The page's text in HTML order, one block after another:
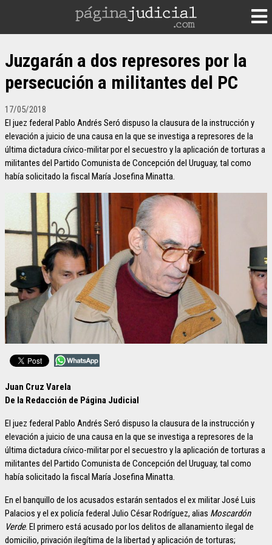
Juzgarán a dos represores por la
persecución a militantes del PC
17/05/2018
El juez federal Pablo Andrés Seró dispuso la clausura de la instrucción y
elevación a juicio de una causa en la que se investiga a represores de la
última dictadura cívico-militar por el secuestro y la aplicación de torturas a
militantes del Partido Comunista de Concepción del Uruguay, tal como
había solicitado la fiscal María Josefina Minatta.
Juan Cruz Varela
De la Redacción de Página Judicial
El juez federal Pablo Andrés Seró dispuso la clausura de la instrucción y
elevación a juicio de una causa en la que se investiga a represores de la
última dictadura cívico-militar por el secuestro y la aplicación de torturas a
militantes del Partido Comunista de Concepción del Uruguay, tal como
había solicitado la fiscal María Josefina Minatta.
En el banquillo de los acusados estarán sentados el ex militar José Luis
Palacios y el ex policía federal Julio César Rodríguez, alias Moscardón
Verde. El primero está acusado por los delitos de allanamiento ilegal de
domicilio, privación ilegítima de la libertad y aplicación de torturas;